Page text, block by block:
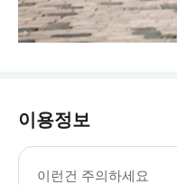
이용정보
이런건 주의하세요